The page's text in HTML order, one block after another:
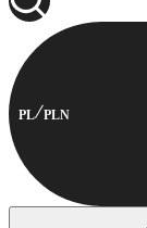
PL PLN